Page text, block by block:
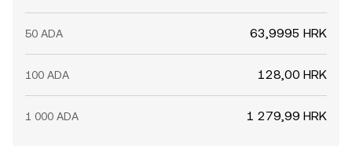
50 ADA 63,9995 HRK
100 ADA 128,00 HRK
1 000 ADA 1 279,99 HRK